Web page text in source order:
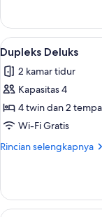
1
Child)
Dupleks
Deluks
(4
Adults
+
Lihat
semua
foto
untuk
Dupleks
Deluks
9
Dupleks Deluks
2 kamar tidur
Kapasitas 4
4 twin dan 2
Wi-Fi Gratis
Rincian selengkapnya
Rincian
Dupleks
Deluks